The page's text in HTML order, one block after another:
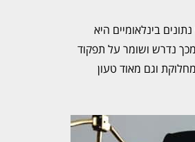
בינלאומיים היא
מכך נדרש ושומר על תפקוד
וגם מאוד טעון